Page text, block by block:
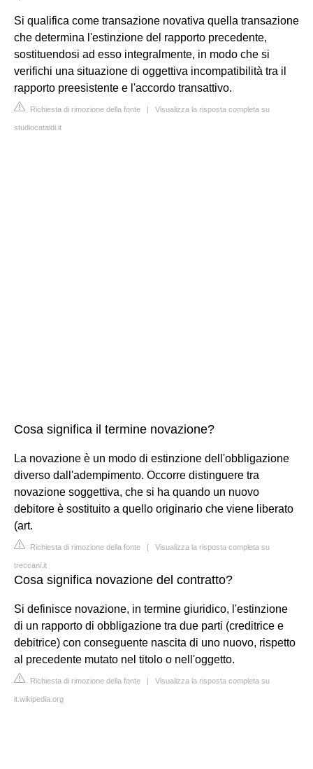
Si qualifica come transazione novativa quella transazione
che determina l'estinzione del rapporto precedente,
sostituendosi ad esso integralmente, in modo che si
verifichi una situazione di oggettiva incompatibilità tra il
rapporto preesistente e l'accordo transattivo.
Richiesta di rimozione della fonte | Visualizza la risposta completa su
studiocataldi.it
Cosa significa il termine novazione?
La novazione è un modo di estinzione dell'obbligazione
diverso dall'adempimento. Occorre distinguere tra
novazione soggettiva, che si ha quando un nuovo
debitore è sostituito a quello originario che viene liberato
(art.
Richiesta di rimozione della fonte | Visualizza la risposta completa su
treccani.it
Cosa significa novazione del contratto?
Si definisce novazione, in termine giuridico, l'estinzione
di un rapporto di obbligazione tra due parti (creditrice e
debitrice) con conseguente nascita di uno nuovo, rispetto
al precedente mutato nel titolo o nell'oggetto.
Richiesta di rimozione della fonte | Visualizza la risposta completa su
it.wikipedia.org